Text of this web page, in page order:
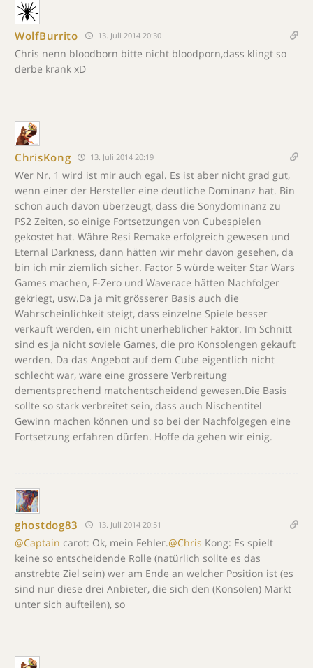
WolfBurrito 13. Juli 2014 20:30
Chris nenn bloodborn bitte nicht bloodporn,dass klingt so
derbe krank xD
ChrisKong 13. Juli 2014 20:19
Wer Nr. 1 wird ist mir auch egal. Es ist aber nicht grad gut,
wenn einer der Hersteller eine deutliche Dominanz hat. Bin
schon auch davon überzeugt, dass die Sonydominanz zu
PS2 Zeiten, so einige Fortsetzungen von Cubespielen
gekostet hat. Währe Resi Remake erfolgreich gewesen und
Eternal Darkness, dann hätten wir mehr davon gesehen, da
bin ich mir ziemlich sicher. Factor 5 würde weiter Star Wars
Games machen, F-Zero und Waverace hätten Nachfolger
gekriegt, usw.Da ja mit grösserer Basis auch die
Wahrscheinlichkeit steigt, dass einzelne Spiele besser
verkauft werden, ein nicht unerheblicher Faktor. Im Schnitt
sind es ja nicht soviele Games, die pro Konsolengen gekauft
werden. Da das Angebot auf dem Cube eigentlich nicht
schlecht war, wäre eine grössere Verbreitung
dementsprechend matchentscheidend gewesen.Die Basis
sollte so stark verbreitet sein, dass auch Nischentitel
Gewinn machen können und so bei der Nachfolgegen eine
Fortsetzung erfahren dürfen. Hoffe da gehen wir einig.
ghostdog83 13. Juli 2014 20:51
@Captain carot: Ok, mein Fehler.@Chris Kong: Es spielt
keine so entscheidende Rolle (natürlich sollte es das
anstrebte Ziel sein) wer am Ende an welcher Position ist (es
sind nur diese drei Anbieter, die sich den (Konsolen) Markt
unter sich aufteilen), so